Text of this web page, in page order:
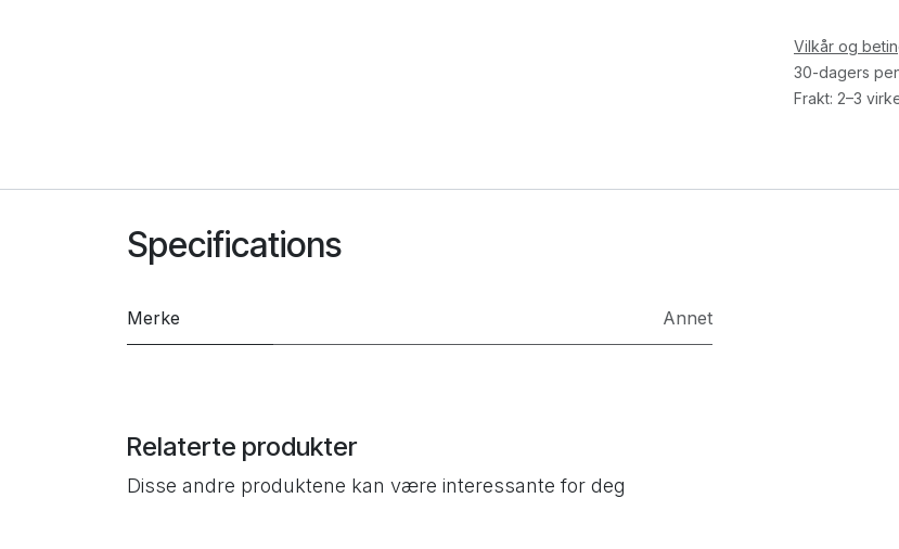
Vilkår og
30-dagers
Frakt: 2–3
Specifications
Merke Annet
Relaterte produkter
Disse andre produktene kan være interessante for deg